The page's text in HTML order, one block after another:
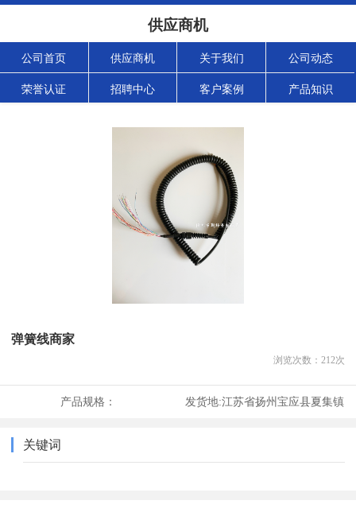
供应商机
公司首页 供应商机 关于我们 公司动态
荣誉认证 招聘中心 客户案例 产品知识
弹簧线商家
浏览次数： 212次
产品规格： 发货地:江苏省扬州宝应县夏集镇
关键词